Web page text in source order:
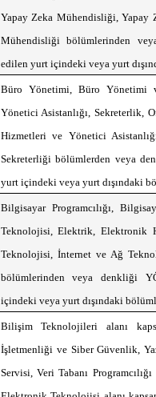
Yapay Zeka Mühendisliği, Yapay
Mühendisliği bölümlerinden
edilen yurt içindeki veya yurt
Büro Yönetimi, Büro Yönetimi
Yönetici Asistanlığı, Sekreterlik,
Hizmetleri ve Yönetici
Sekreterliği bölümlerden veya
yurt içindeki veya yurt dışındaki
Bilgisayar Programcılığı,
Teknolojisi, Elektrik, Elektronik
Teknolojisi, İnternet ve Ağ
bölümlerinden veya denkliği
içindeki veya yurt dışındaki
Bilişim Teknolojileri alanı
İşletmenliği ve Siber Güvenlik,
Servisi, Veri Tabanı